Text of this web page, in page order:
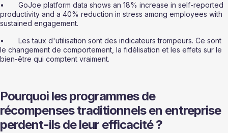
•       GoJoe platform data shows an 18% increase in self-reported
productivity and a 40% reduction in stress among employees with
sustained engagement.
•       Les taux d'utilisation sont des indicateurs trompeurs. Ce sont
le changement de comportement, la fidélisation et les effets sur le
bien-être qui comptent vraiment.
Pourquoi les programmes de
récompenses traditionnels en entreprise
perdent-ils de leur efficacité ?